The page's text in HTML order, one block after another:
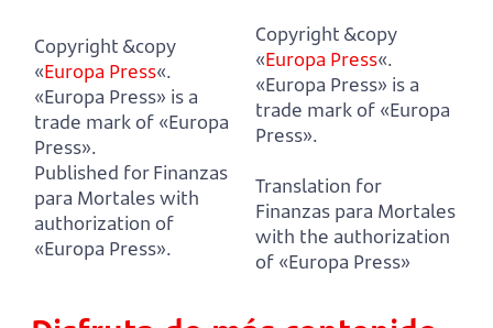
Copyright &copy
«Europa Press«.
«Europa Press» is a
trade mark of «Europa
Press».
Published for Finanzas
para Mortales with
authorization of
«Europa Press».
Copyright &copy
«Europa Press«.
«Europa Press» is a
trade mark of «Europa
Press».
Translation for
Finanzas para Mortales
with the authorization
of «Europa Press»